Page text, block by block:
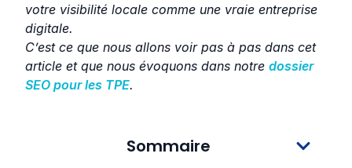
votre visibilité locale comme une vraie entreprise
digitale.
C’est ce que nous allons voir pas à pas dans cet
article et que nous évoquons dans notre dossier
SEO pour les TPE.
Sommaire